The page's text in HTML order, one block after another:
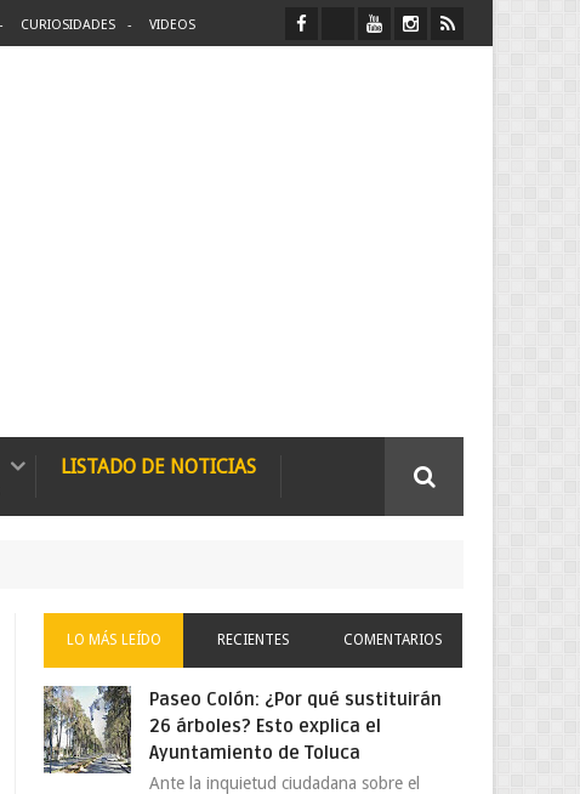
CURIOSIDADES VIDEOS
LISTADO DE NOTICIAS
LO MÁS LEÍDO RECIENTES COMENTARIOS
Paseo Colón: ¿Por qué sustituirán
26 árboles? Esto explica el
Ayuntamiento de Toluca
Ante la inquietud ciudadana sobre el